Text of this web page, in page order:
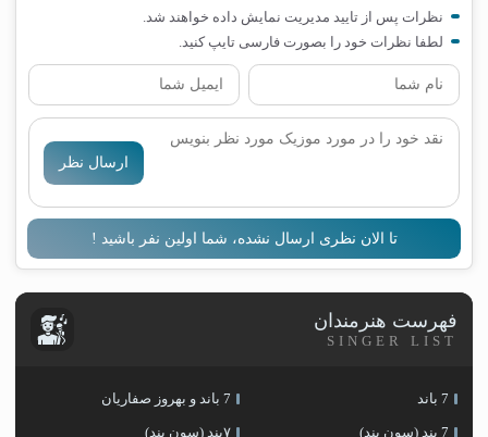
نظرات پس از تایید مدیریت نمایش داده خواهند شد.
لطفا نظرات خود را بصورت فارسی تایپ کنید.
ارسال نظر
تا الان نظری ارسال نشده، شما اولین نفر باشید !
فهرست هنرمندان
SINGER LIST
7 باند 7 باند و بهروز صفاریان
7 بند (سون بند) ۷بند (سون بند)